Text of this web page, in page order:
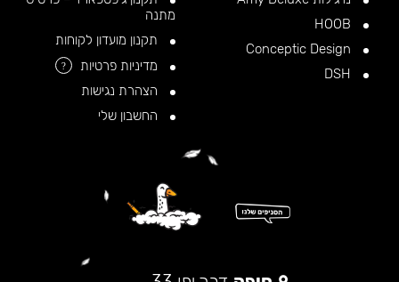
מתנה
תקנון מועדון לקוחות
מדיניות פרטיות
?
הצהרת נגישות
החשבון שלי